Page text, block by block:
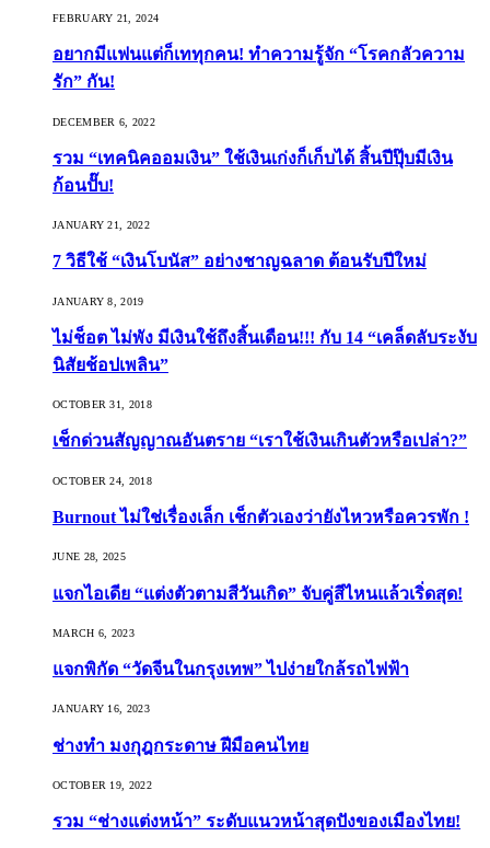
FEBRUARY 21, 2024
อยากมีแฟนแต่ก็เททุกคน! ทำความรู้จัก “โรคกลัวความ
รัก” กัน!
DECEMBER 6, 2022
รวม “เทคนิคออมเงิน” ใช้เงินเก่งก็เก็บได้ สิ้นปีปุ๊บมีเงิน
ก้อนปั๊บ!
JANUARY 21, 2022
7 วิธีใช้ “เงินโบนัส” อย่างชาญฉลาด ต้อนรับปีใหม่
JANUARY 8, 2019
ไม่ช็อต ไม่พัง มีเงินใช้ถึงสิ้นเดือน!!! กับ 14 “เคล็ดลับระงับ
นิสัยช้อปเพลิน”
OCTOBER 31, 2018
เช็กด่วนสัญญาณอันตราย “เราใช้เงินเกินตัวหรือเปล่า?”
OCTOBER 24, 2018
Burnout ไม่ใช่เรื่องเล็ก เช็กตัวเองว่ายังไหวหรือควรพัก !
JUNE 28, 2025
แจกไอเดีย “แต่งตัวตามสีวันเกิด” จับคู่สีไหนแล้วเริ่ดสุด!
MARCH 6, 2023
แจกพิกัด “วัดจีนในกรุงเทพ” ไปง่ายใกล้รถไฟฟ้า
JANUARY 16, 2023
ช่างทำ มงกุฎกระดาษ ฝีมือคนไทย
OCTOBER 19, 2022
รวม “ช่างแต่งหน้า” ระดับแนวหน้าสุดปังของเมืองไทย!